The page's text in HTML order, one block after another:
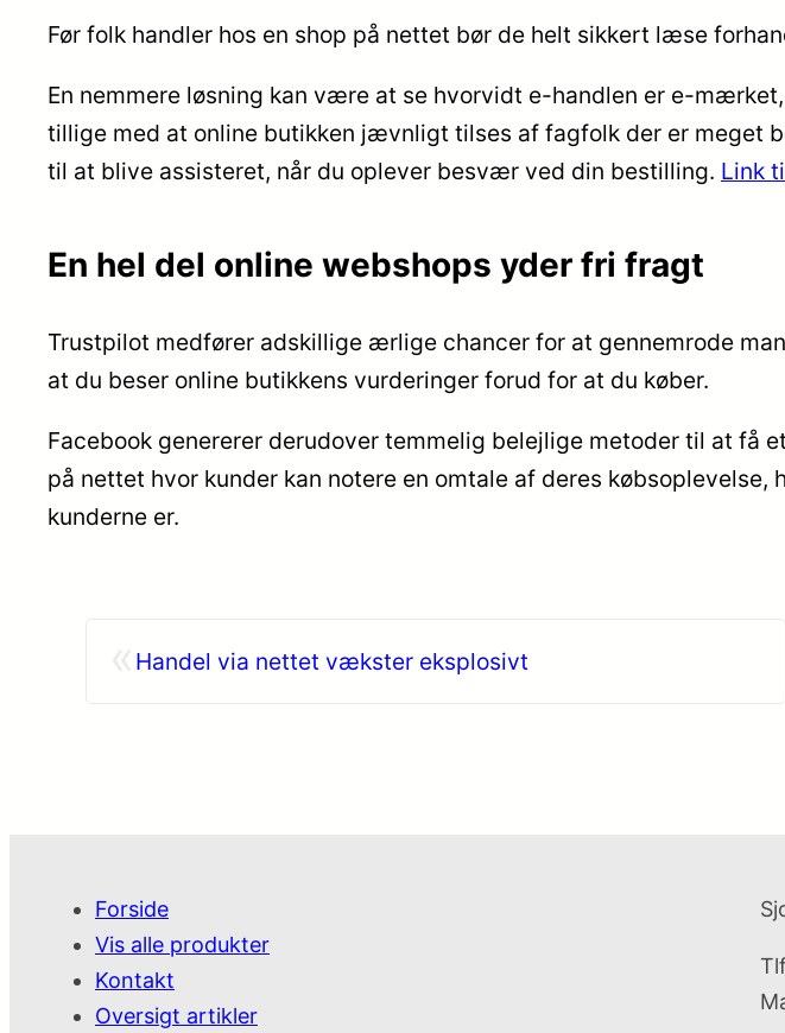
Før folk handler hos en shop på nettet bør de helt sikkert læse
En nemmere løsning kan være at se hvorvidt e-handlen er e-
tillige med at online butikken jævnligt tilses af fagfolk der er meget
til at blive assisteret, når du oplever besvær ved din bestilling. Link
En hel del online webshops yder fri fragt
Trustpilot medfører adskillige ærlige chancer for at gennemrode
at du beser online butikkens vurderinger forud for at du køber.
Facebook genererer derudover temmelig belejlige metoder til at få
på nettet hvor kunder kan notere en omtale af deres
kunderne er.
Handel via nettet vækster eksplosivt
Forside
Vis alle produkter
Kontakt
Oversigt artikler